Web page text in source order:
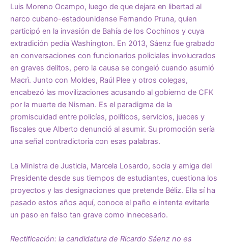
Luis Moreno Ocampo, luego de que dejara en libertad al
narco cubano-estadounidense Fernando Pruna, quien
participó en la invasión de Bahía de los Cochinos y cuya
extradición pedía Washington. En 2013, Sáenz fue grabado
en conversaciones con funcionarios policiales involucrados
en graves delitos, pero la causa se congeló cuando asumió
Macrì. Junto con Moldes, Raúl Plee y otros colegas,
encabezó las movilizaciones acusando al gobierno de CFK
por la muerte de Nisman. Es el paradigma de la
promiscuidad entre policías, políticos, servicios, jueces y
fiscales que Alberto denunció al asumir. Su promoción sería
una señal contradictoria con esas palabras.
La Ministra de Justicia, Marcela Losardo, socia y amiga del
Presidente desde sus tiempos de estudiantes, cuestiona los
proyectos y las designaciones que pretende Béliz. Ella sí ha
pasado estos años aquí, conoce el paño e intenta evitarle
un paso en falso tan grave como innecesario.
Rectificación: la candidatura de Ricardo Sáenz no es